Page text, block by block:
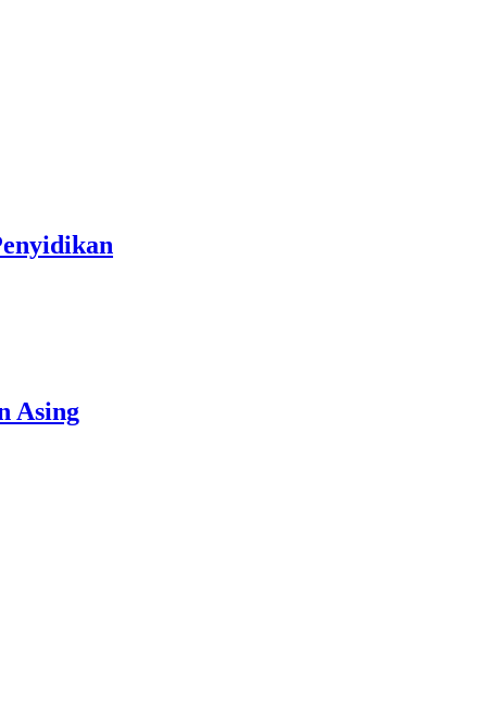
Asing